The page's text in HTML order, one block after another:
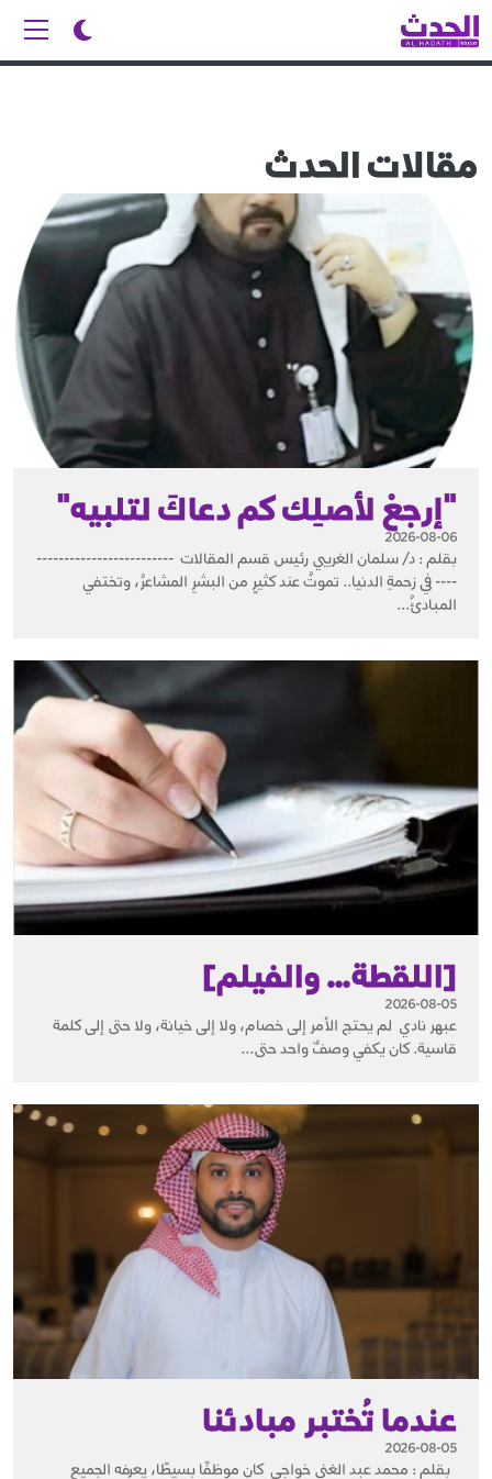
مقالات الحدث
"إرجعْ لأصلِك كم دعاكَ لتلبيه"
2026-08-06
بقلم : د/ سلمان الغريبي رئيس قسم المقالات -------------------------
---- في زحمةِ الدنيا.. تموتُ عند كثيرٍ من البشرِ المشاعرُ، وتختفي
المبادئُ...
[اللقطة… والفيلم]
2026-08-05
عبهر نادي لم يحتج الأمر إلى خصام، ولا إلى خيانة، ولا حتى إلى كلمة
قاسية. كان يكفي وصفٌ واحد حتى...
عندما تُختبر مبادئنا
2026-08-05
بقلم : محمد عبد الغني خواجي كان موظفًا بسيطًا، يعرفه الجميع